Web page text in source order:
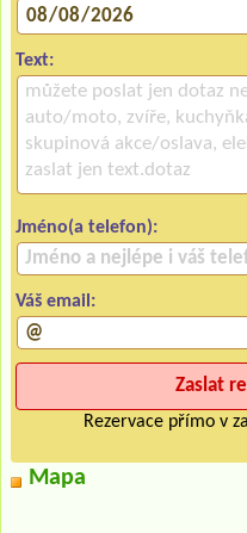
Text:
Jméno(a telefon):
Váš email:
Rezervace přímo v
Mapa